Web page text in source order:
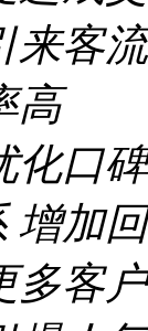
来客
高
化口
增加
多客户